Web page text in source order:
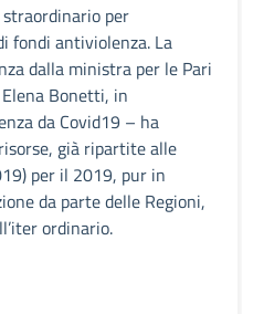
per
fondi antiviolenza. La
dalla ministra per le Pari
Bonetti, in
da Covid19 – ha
già ripartite alle
per il 2019, pur in
da parte delle Regioni,
ordinario.